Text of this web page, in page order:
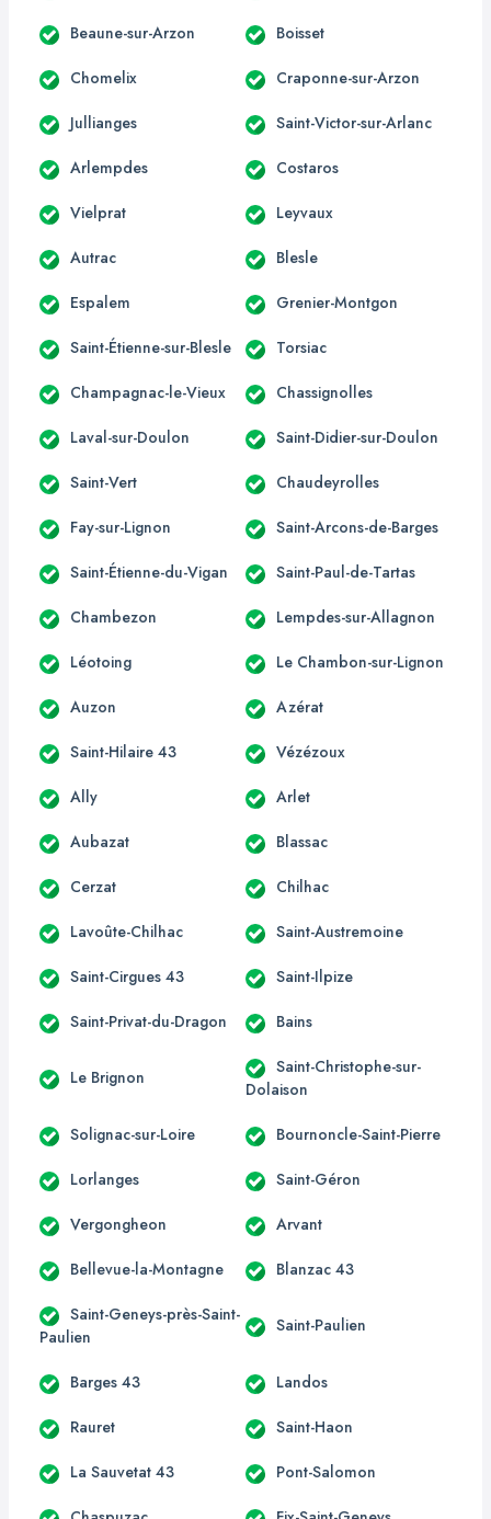
Beaune-sur-Arzon Boisset
Chomelix Craponne-sur-Arzon
Jullianges Saint-Victor-sur-Arlanc
Arlempdes Costaros
Vielprat Leyvaux
Autrac Blesle
Espalem Grenier-Montgon
Saint-Étienne-sur-Blesle Torsiac
Champagnac-le-Vieux Chassignolles
Laval-sur-Doulon Saint-Didier-sur-Doulon
Saint-Vert Chaudeyrolles
Fay-sur-Lignon Saint-Arcons-de-Barges
Saint-Étienne-du-Vigan Saint-Paul-de-Tartas
Chambezon Lempdes-sur-Allagnon
Léotoing Le Chambon-sur-Lignon
Auzon Azérat
Saint-Hilaire 43 Vézézoux
Ally Arlet
Aubazat Blassac
Cerzat Chilhac
Lavoûte-Chilhac Saint-Austremoine
Saint-Cirgues 43 Saint-Ilpize
Saint-Privat-du-Dragon Bains
Le Brignon
Saint-Christophe-sur-
Dolaison
Solignac-sur-Loire Bournoncle-Saint-Pierre
Lorlanges Saint-Géron
Vergongheon Arvant
Bellevue-la-Montagne Blanzac 43
Saint-Geneys-près-Saint-
Paulien
Saint-Paulien
Barges 43 Landos
Rauret Saint-Haon
La Sauvetat 43 Pont-Salomon